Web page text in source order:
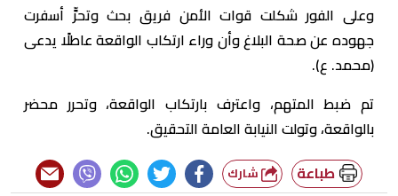
وعلى الفور شكلت قوات الأمن فريق بحث وتحرٍّ أسفرت
جهوده عن صحة البلاغ وأن وراء ارتكاب الواقعة عاطلًا يدعى
(محمد. ع).
تم ضبط المتهم، واعترف بارتكاب الواقعة، وتحرر محضر
بالواقعة، وتولت النيابة العامة التحقيق.
طباعة